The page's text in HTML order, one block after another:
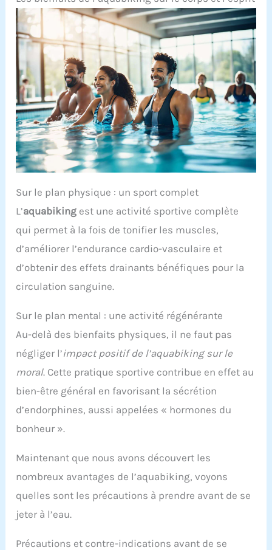
Sur le plan physique : un sport complet
L’aquabiking est une activité sportive complète
qui permet à la fois de tonifier les muscles,
d’améliorer l’endurance cardio-vasculaire et
d’obtenir des effets drainants bénéfiques pour la
circulation sanguine.
Sur le plan mental : une activité régénérante
Au-delà des bienfaits physiques, il ne faut pas
négliger l’impact positif de l’aquabiking sur le
moral. Cette pratique sportive contribue en effet au
bien-être général en favorisant la sécrétion
d’endorphines, aussi appelées « hormones du
bonheur ».
Maintenant que nous avons découvert les
nombreux avantages de l’aquabiking, voyons
quelles sont les précautions à prendre avant de se
jeter à l’eau.
Précautions et contre-indications avant de se